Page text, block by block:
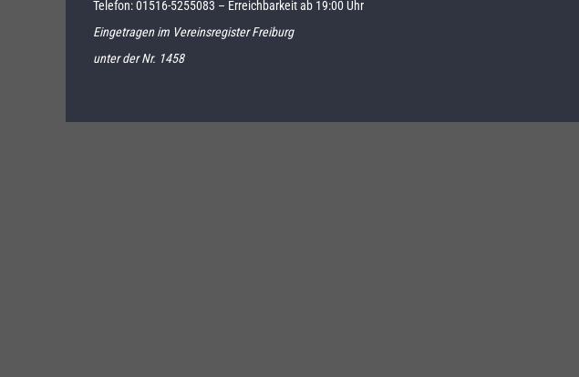
Telefon:01516-5255083 – Erreichbarkeit ab 19:00 Uhr
Eingetragen im Vereinsregister Freiburg
unter der Nr. 1458